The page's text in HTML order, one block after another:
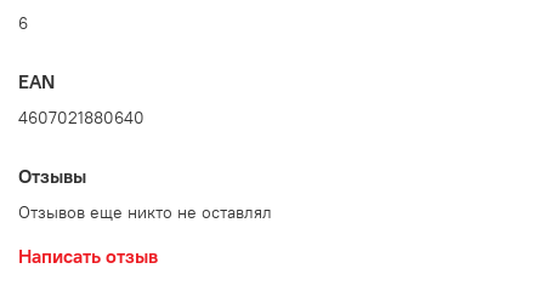
6
EAN
4607021880640
Отзывы
Отзывов еще никто не оставлял
Написать отзыв